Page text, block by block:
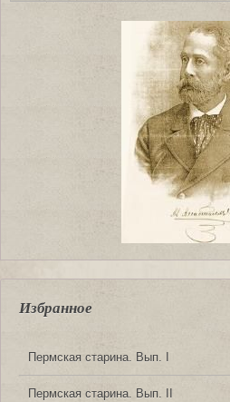
Избранное
Пермская старина. Вып. I
Пермская старина. Вып. II